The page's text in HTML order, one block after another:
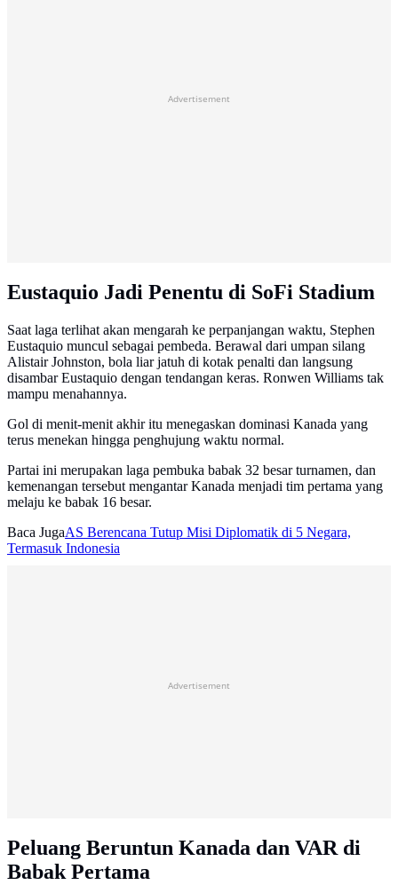
Advertisement
Eustaquio Jadi Penentu di SoFi Stadium
Saat laga terlihat akan mengarah ke perpanjangan waktu, Stephen
Eustaquio muncul sebagai pembeda. Berawal dari umpan silang
Alistair Johnston, bola liar jatuh di kotak penalti dan langsung
disambar Eustaquio dengan tendangan keras. Ronwen Williams tak
mampu menahannya.
Gol di menit-menit akhir itu menegaskan dominasi Kanada yang
terus menekan hingga penghujung waktu normal.
Partai ini merupakan laga pembuka babak 32 besar turnamen, dan
kemenangan tersebut mengantar Kanada menjadi tim pertama yang
melaju ke babak 16 besar.
Baca JugaAS Berencana Tutup Misi Diplomatik di 5 Negara,
Termasuk Indonesia
Advertisement
Peluang Beruntun Kanada dan VAR di
Babak Pertama